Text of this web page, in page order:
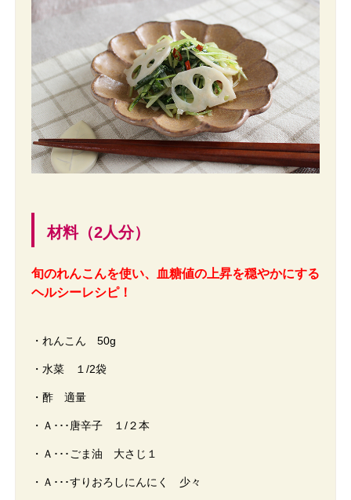
材料（2人分）
旬のれんこんを使い、血糖値の上昇を穏やかにする
ヘルシーレシピ！
・れんこん 50g
・水菜 １/2袋
・酢 適量
・Ａ･･･唐辛子 １/２本
・Ａ･･･ごま油 大さじ１
・Ａ･･･すりおろしにんにく 少々